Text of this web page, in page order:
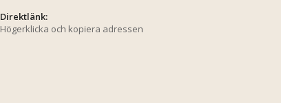
Direktlänk:
Högerklicka och kopiera adressen